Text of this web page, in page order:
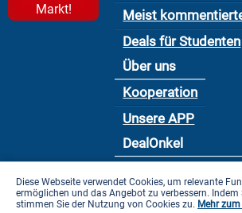
Markt!
Meist
Deals für Studenten
Über uns
Kooperation
Unsere APP
DealOnkel
Diese Webseite verwendet Cookies, um relevante
ermöglichen und das Angebot zu verbessern. Indem
stimmen Sie der Nutzung von Cookies zu. Mehr